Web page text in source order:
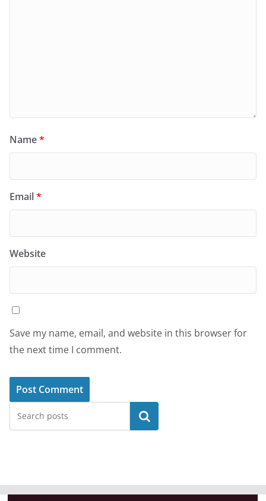
Name*
Email*
Website
Save my name, email, and website in this browser for
the next time I comment.
Search